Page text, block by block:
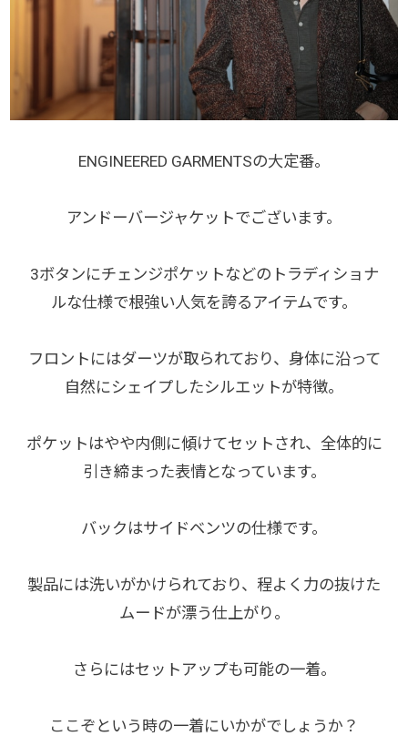
ENGINEERED GARMENTSの大定番。
アンドーバージャケットでございます。
3ボタンにチェンジポケットなどのトラディショナ
ルな仕様で根強い人気を誇るアイテムです。
フロントにはダーツが取られており、身体に沿って
自然にシェイプしたシルエットが特徴。
ポケットはやや内側に傾けてセットされ、全体的に
引き締まった表情となっています。
バックはサイドベンツの仕様です。
製品には洗いがかけられており、程よく力の抜けた
ムードが漂う仕上がり。
さらにはセットアップも可能の一着。
ここぞという時の一着にいかがでしょうか？